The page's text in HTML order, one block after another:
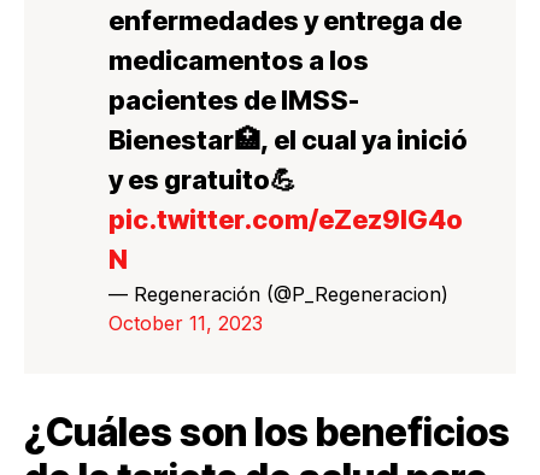
enfermedades y entrega de
medicamentos a los
pacientes de IMSS-
Bienestar🏥, el cual ya inició
y es gratuito💪
pic.twitter.com/eZez9IG4o
N
— Regeneración (@P_Regeneracion)
October 11, 2023
¿Cuáles son los beneficios